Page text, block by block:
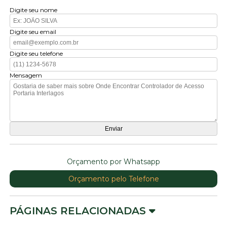
Digite seu nome
Digite seu email
Digite seu telefone
Mensagem
Orçamento por Whatsapp
Orçamento pelo Telefone
PÁGINAS RELACIONADAS